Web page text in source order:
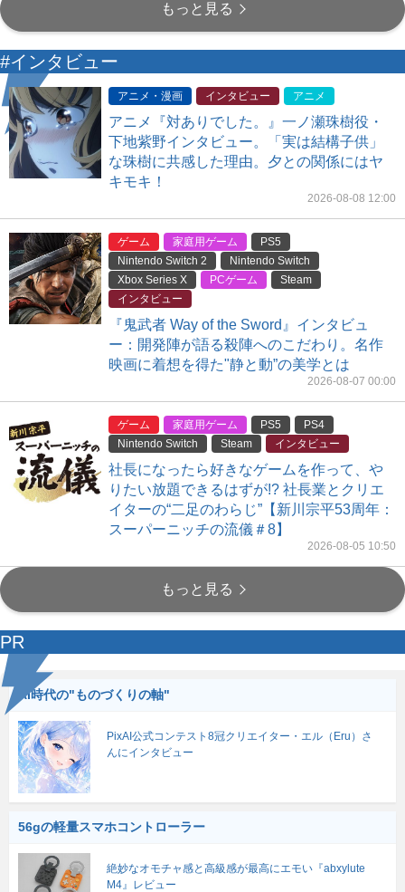
もっと見る
#インタビュー
アニメ・漫画 インタビュー アニメ
アニメ『対ありでした。』一ノ瀬珠樹役・
下地紫野インタビュー。「実は結構子供」
な珠樹に共感した理由。夕との関係にはヤ
キモキ！
2026-08-08 12:00
ゲーム 家庭用ゲーム
PS5
Nintendo Switch 2
Nintendo Switch
Xbox Series X
PCゲーム
Steam
インタビュー
『鬼武者 Way of the Sword』インタビュ
ー：開発陣が語る殺陣へのこだわり。名作
映画に着想を得た"静と動”の美学とは
2026-08-07 00:00
ゲーム 家庭用ゲーム PS5
PS4
Nintendo Switch
Steam インタビュー
社長になったら好きなゲームを作って、や
りたい放題できるはずが!? 社長業とクリエ
イターの“二足のわらじ”【新川宗平53周年：
スーパーニッチの流儀＃8】
2026-08-05 10:50
もっと見る
PR
AI時代の"ものづくりの軸"
PixAI公式コンテスト8冠クリエイター・エル（Eru）さ
んにインタビュー
56gの軽量スマホコントローラー
絶妙なオモチャ感と高級感が最高にエモい『abxylute
M4』レビュー